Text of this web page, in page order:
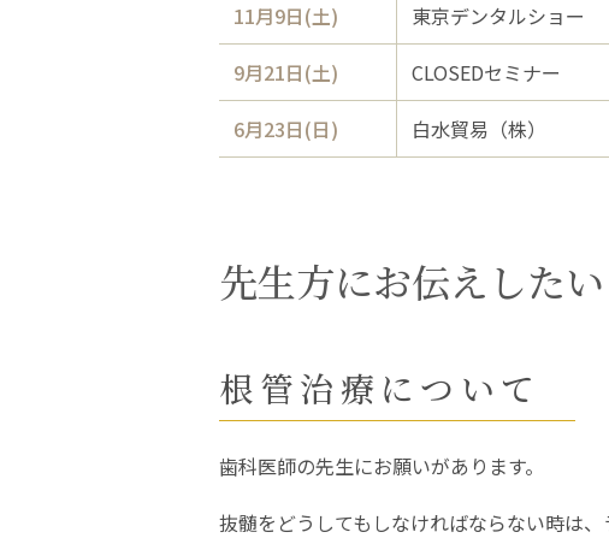
11月9日(土) 東京デンタルショー
9月21日(土)
CLOSEDセミナー
6月23日(日)
白水貿易（株）
先生方にお伝えした
根管治療について
歯科医師の先生にお願いがあります。
抜髄をどうしてもしなければならない時は